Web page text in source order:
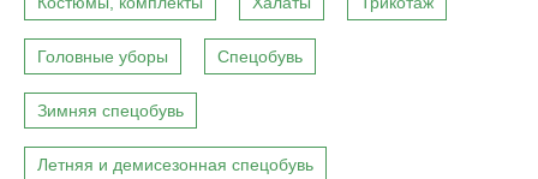
Головные уборы Спецобувь
Зимняя спецобувь
Летняя и демисезонная спецобувь